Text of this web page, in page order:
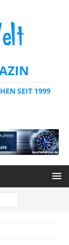
SEIT 1999